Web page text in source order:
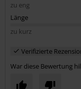
zu eng
Länge
zu kurz
Verifizierte
War diese Bewertung